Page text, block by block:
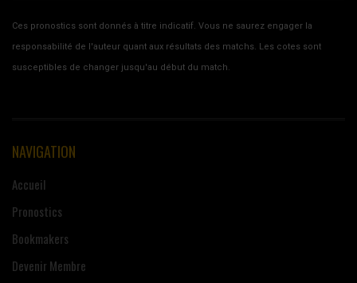
Ces pronostics sont donnés à titre indicatif. Vous ne saurez engager la
responsabilité de l'auteur quant aux résultats des matchs. Les cotes sont
susceptibles de changer jusqu'au début du match.
NAVIGATION
Accueil
Pronostics
Bookmakers
Devenir Membre